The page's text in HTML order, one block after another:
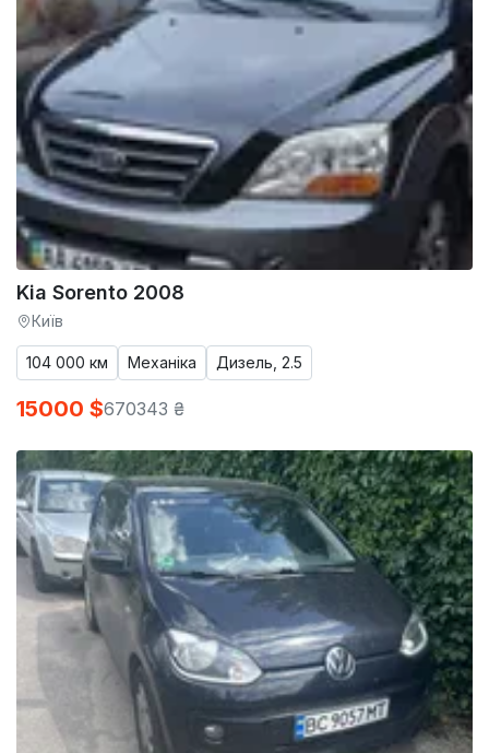
Kia Sorento 2008
Київ
104 000 км Механіка Дизель, 2.5
15000 $670343 ₴